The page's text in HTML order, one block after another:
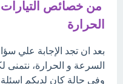
من خصائص
الحرارة
بعد ان تجد الإجابة علي
السرعة و الحرارة، نتمنى
وفي حالة كان لديكم